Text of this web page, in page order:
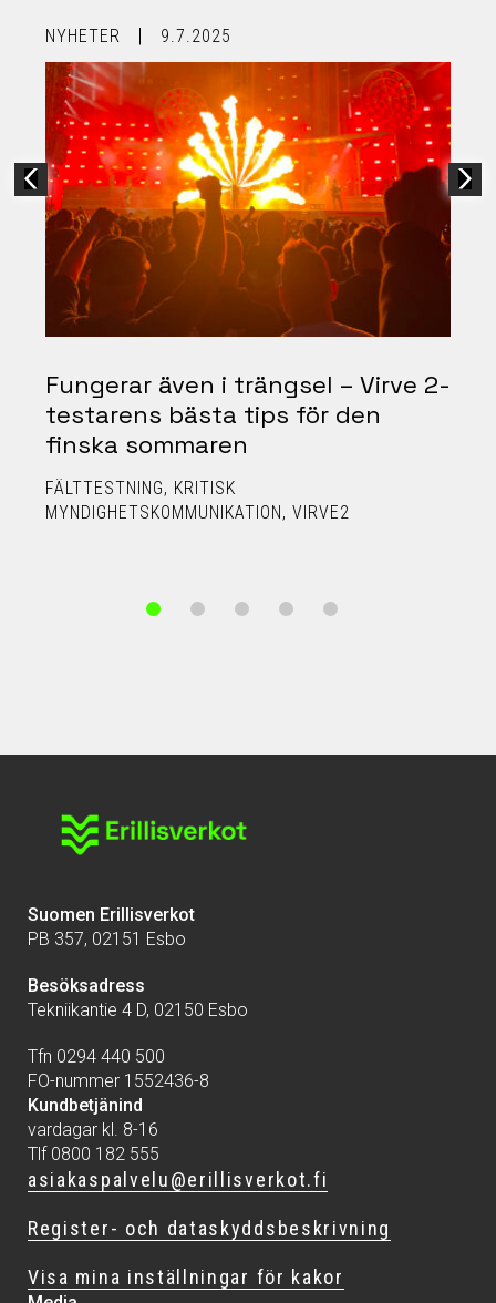
NYHETER 9.7.2025
Fungerar även i trängsel – Virve 2-
testarens bästa tips för den
finska sommaren
FÄLTTESTNING
KRITISK
MYNDIGHETSKOMMUNIKATION
VIRVE2
Suomen Erillisverkot
PB 357, 02151 Esbo
Besöksadress
Tekniikantie 4 D, 02150 Esbo
Tfn 0294 440 500
FO-nummer 1552436-8
Kundbetjänind
vardagar kl. 8-16
Tlf 0800 182 555
asiakaspalvelu@erillisverkot.fi
Register- och dataskyddsbeskrivning
Visa mina inställningar för kakor